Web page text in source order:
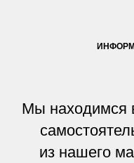
Мы находимся
из нашего